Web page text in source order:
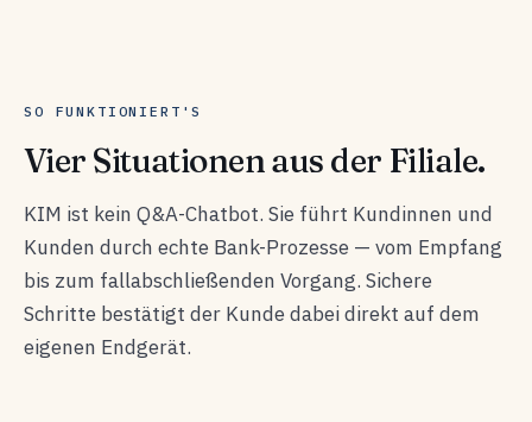
SO FUNKTIONIERT'S
Vier Situationen aus der Filiale.
KIM ist kein Q&A-Chatbot. Sie führt Kundinnen und
Kunden durch echte Bank-Prozesse — vom Empfang
bis zum fallabschließenden Vorgang. Sichere
Schritte bestätigt der Kunde dabei direkt auf dem
eigenen Endgerät.